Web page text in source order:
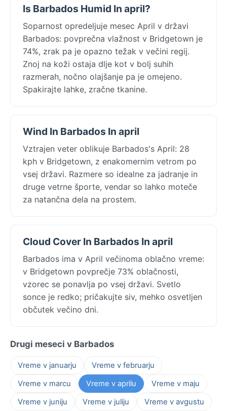
Is Barbados Humid In april?
Soparnost opredeljuje mesec April v državi
Barbados: povprečna vlažnost v Bridgetown je
74%, zrak pa je opazno težak v večini regij.
Znoj na koži ostaja dlje kot v bolj suhih
razmerah, nočno olajšanje pa je omejeno.
Spakirajte lahke, zračne tkanine.
Wind In Barbados In april
Vztrajen veter oblikuje Barbados's April: 28
kph v Bridgetown, z enakomernim vetrom po
vsej državi. Razmere so idealne za jadranje in
druge vetrne športe, vendar so lahko moteče
za natančna dela na prostem.
Cloud Cover In Barbados In april
Barbados ima v April večinoma oblačno vreme:
v Bridgetown povprečje 73% oblačnosti,
vzorec se ponavlja po vsej državi. Svetlo
sonce je redko; pričakujte siv, mehko osvetljen
občutek večino dni.
Drugi meseci v Barbados
Vreme v januarju
Vreme v februarju
Vreme v marcu
Vreme v aprilu
Vreme v maju
Vreme v juniju
Vreme v juliju Vreme v avgustu